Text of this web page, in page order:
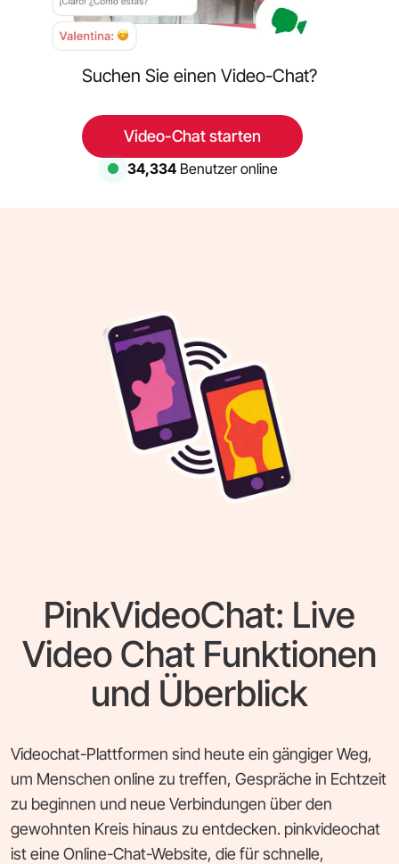
Suchen Sie einen Video-Chat?
Video-Chat starten
34,334Benutzer online
PinkVideoChat: Live
Video Chat Funktionen
und Überblick
Videochat-Plattformen sind heute ein gängiger Weg,
um Menschen online zu treffen, Gespräche in Echtzeit
zu beginnen und neue Verbindungen über den
gewohnten Kreis hinaus zu entdecken. pinkvideochat
ist eine Online-Chat-Website, die für schnelle,